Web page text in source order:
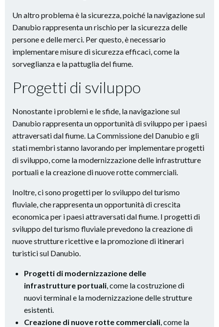
Un altro problema è la sicurezza, poiché la navigazione sul
Danubio rappresenta un rischio per la sicurezza delle
persone e delle merci. Per questo, è necessario
implementare misure di sicurezza efficaci, come la
sorveglianza e la pattuglia del fiume.
Progetti di sviluppo
Nonostante i problemi e le sfide, la navigazione sul
Danubio rappresenta un opportunità di sviluppo per i paesi
attraversati dal fiume. La Commissione del Danubio e gli
stati membri stanno lavorando per implementare progetti
di sviluppo, come la modernizzazione delle infrastrutture
portuali e la creazione di nuove rotte commerciali.
Inoltre, ci sono progetti per lo sviluppo del turismo
fluviale, che rappresenta un opportunità di crescita
economica per i paesi attraversati dal fiume. I progetti di
sviluppo del turismo fluviale prevedono la creazione di
nuove strutture ricettive e la promozione di itinerari
turistici sul Danubio.
Progetti di modernizzazione delle
infrastrutture portuali, come la costruzione di
nuovi terminal e la modernizzazione delle strutture
esistenti.
Creazione di nuove rotte commerciali, come la